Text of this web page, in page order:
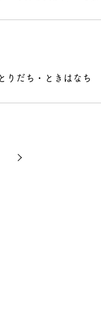
りだち・ときはなち